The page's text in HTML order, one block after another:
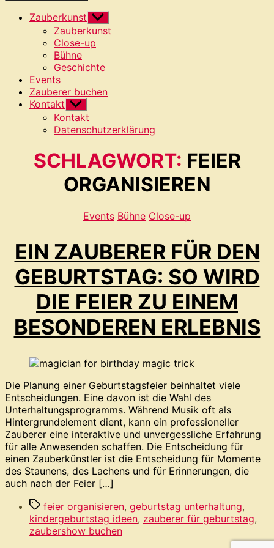
Zauberkunst Untermenü
anzeigen
Zauberkunst
Close-up
Bühne
Geschichte
Events
Zauberer buchen
Kontakt Untermenü
anzeigen
Kontakt
Datenschutzerklärung
SCHLAGWORT: FEIER
ORGANISIEREN
Kategorien
Events Bühne Close-up
EIN ZAUBERER FÜR DEN
GEBURTSTAG: SO WIRD
DIE FEIER ZU EINEM
BESONDEREN ERLEBNIS
Die Planung einer Geburtstagsfeier beinhaltet viele
Entscheidungen. Eine davon ist die Wahl des
Unterhaltungsprogramms. Während Musik oft als
Hintergrundelement dient, kann ein professioneller
Zauberer eine interaktive und unvergessliche Erfahrung
für alle Anwesenden schaffen. Die Entscheidung für
einen Zauberkünstler ist die Entscheidung für Momente
des Staunens, des Lachens und für Erinnerungen, die
auch nach der Feier […]
Schlagwörter
feier organisieren, geburtstag unterhaltung,
kindergeburtstag ideen, zauberer für geburtstag,
zaubershow buchen